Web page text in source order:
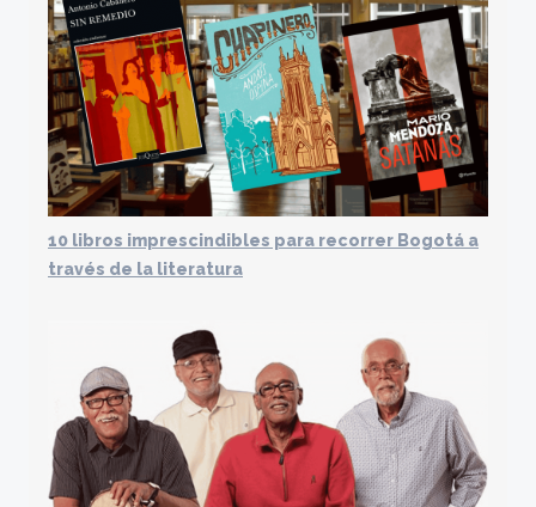
10 libros imprescindibles para recorrer Bogotá a
través de la literatura